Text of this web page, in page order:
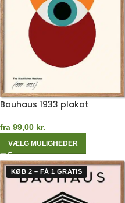
Bauhaus 1933 plakat
fra 99,00 kr.
VÆLG MULIGHEDER
KØB 2 – FÅ 1 GRATIS